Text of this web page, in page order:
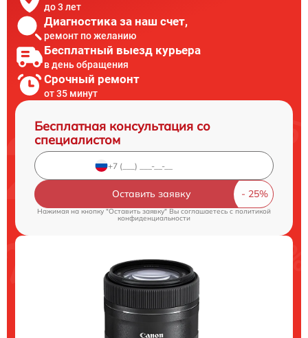
до 3 лет
Диагностика за наш счет,
ремонт по желанию
Бесплатный выезд курьера
в день обращения
Срочный ремонт
от 35 минут
Бесплатная консультация со
специалистом
Оставить заявку
Нажимая на кнопку "Оставить заявку" Вы соглашаетесь cполитикой
конфиденциальности